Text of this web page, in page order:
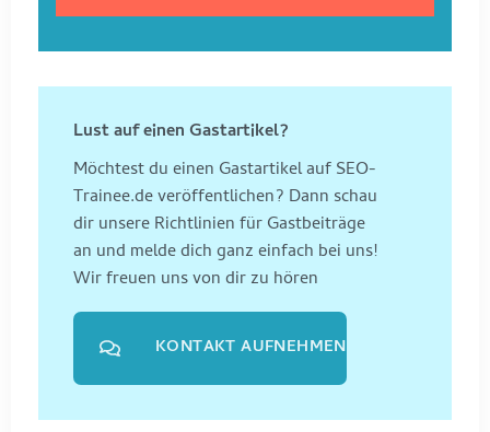
Lust auf einen Gastartikel?
Möchtest du einen Gastartikel auf SEO-
Trainee.de veröffentlichen? Dann schau
dir unsere Richtlinien für Gastbeiträge
an und melde dich ganz einfach bei uns!
Wir freuen uns von dir zu hören
KONTAKT AUFNEHMEN